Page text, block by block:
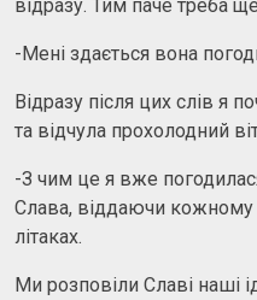
відразу. Тим паче треба
-Мені здається вона
Відразу після цих слів я
та відчула прохолодний
-З чим це я вже
Слава, віддаючи
літаках.
Ми розповіли Славі наші